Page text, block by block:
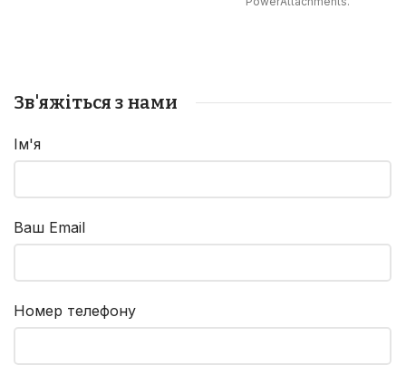
Зв'яжіться з нами
Ім'я
Ваш Email
Номер телефону